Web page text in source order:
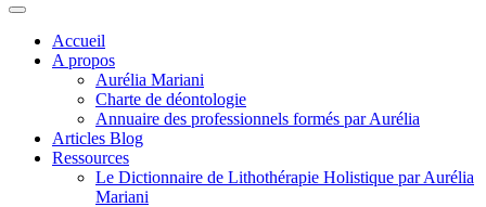
Accueil
A propos
Aurélia Mariani
Charte de déontologie
Annuaire des professionnels formés par Aurélia
Articles Blog
Ressources
Le Dictionnaire de Lithothérapie Holistique par Aurélia
Mariani